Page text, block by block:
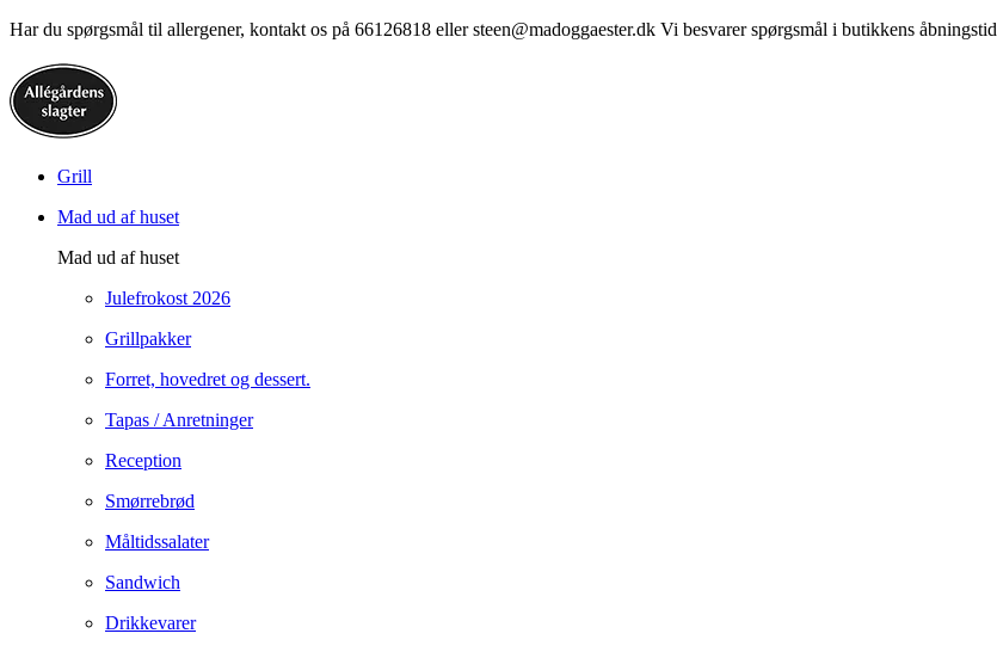
Har du spørgsmål til allergener, kontakt os på 66126818 eller steen@madoggaester.dk Vi besvarer spørgsmål i butikkens åbningstid
Grill
Mad ud af huset
Mad ud af huset
Julefrokost 2026
Grillpakker
Forret, hovedret og dessert.
Tapas / Anretninger
Reception
Smørrebrød
Måltidssalater
Sandwich
Drikkevarer